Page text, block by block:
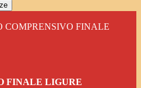
COMPRENSIVO FINALE
FINALE LIGURE